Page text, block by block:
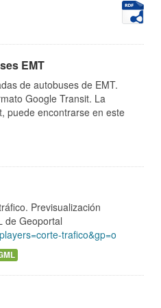
EMT
de autobuses de EMT.
Google Transit. La
puede encontrarse en este
Previsualización
de Geoportal
trafico&gp=o